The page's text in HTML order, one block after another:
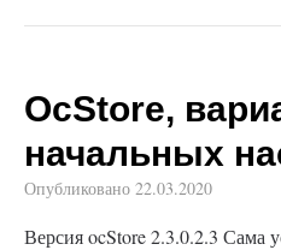
OcStore,
начальных
Опубликовано 22.03.2020
Версия ocStore 2.3.0.2.3 Сама